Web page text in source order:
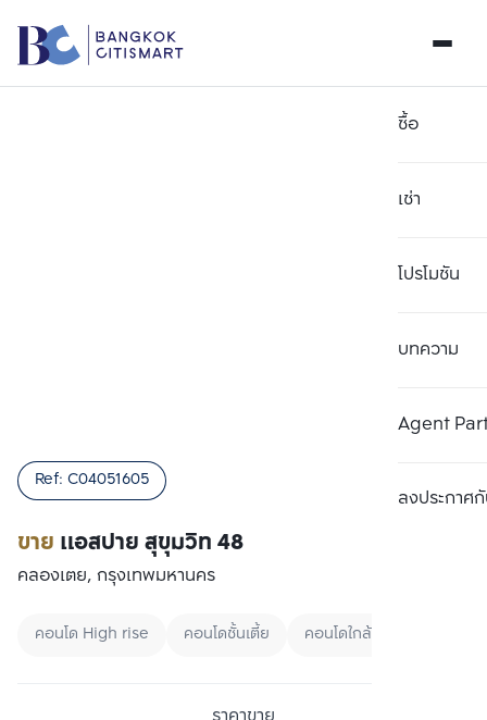
ซื้อ
เช่า
โปรโมชัน
บทความ
Agent
ลงประกาศกั
ขาย แอสปาย สุขุมวิท 48
Ref: C04051605
คลองเตย, กรุงเทพมหานคร
คอนโด High rise คอนโดชั้นเตี้ย คอนโดใกล้ BTS
เปรียบเทียบ